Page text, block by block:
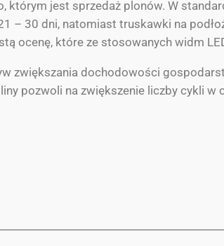
jest sprzedaż plonów. W
– 30 dni, natomiast truskawki na
ocenę, które ze stosowanych widm
zwiększania dochodowości
pozwoli na zwiększenie liczby cykli